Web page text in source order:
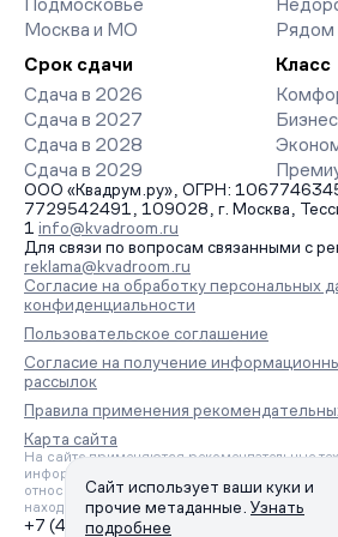
Подмосковье
Москва и МО
Рядом
Срок сдачи
Сдача в 2026
Сдача в 2027
Сдача в 2028
Сдача в 2029
Класс
Бизнес
ООО «Квадрум.ру», ОГРН:
7729542491, 109028, г. Москва,
1 info@kvadroom.ru
Для связи по вопросам связанными с
reklama@kvadroom.ru
Согласие на обработку персональных
конфиденциальности
Пользовательское соглашение
Согласие на получение
рассылок
Правила применения
Карта сайта
На сайте применяются рекомендательные
информации на основе сбора,
относящихся к предпочтениям пользователей
находящихся на территории Российской
+7 (495) 157-88-80
Сайт использует ваши куки и
прочие метаданные. Узнать
подробнее